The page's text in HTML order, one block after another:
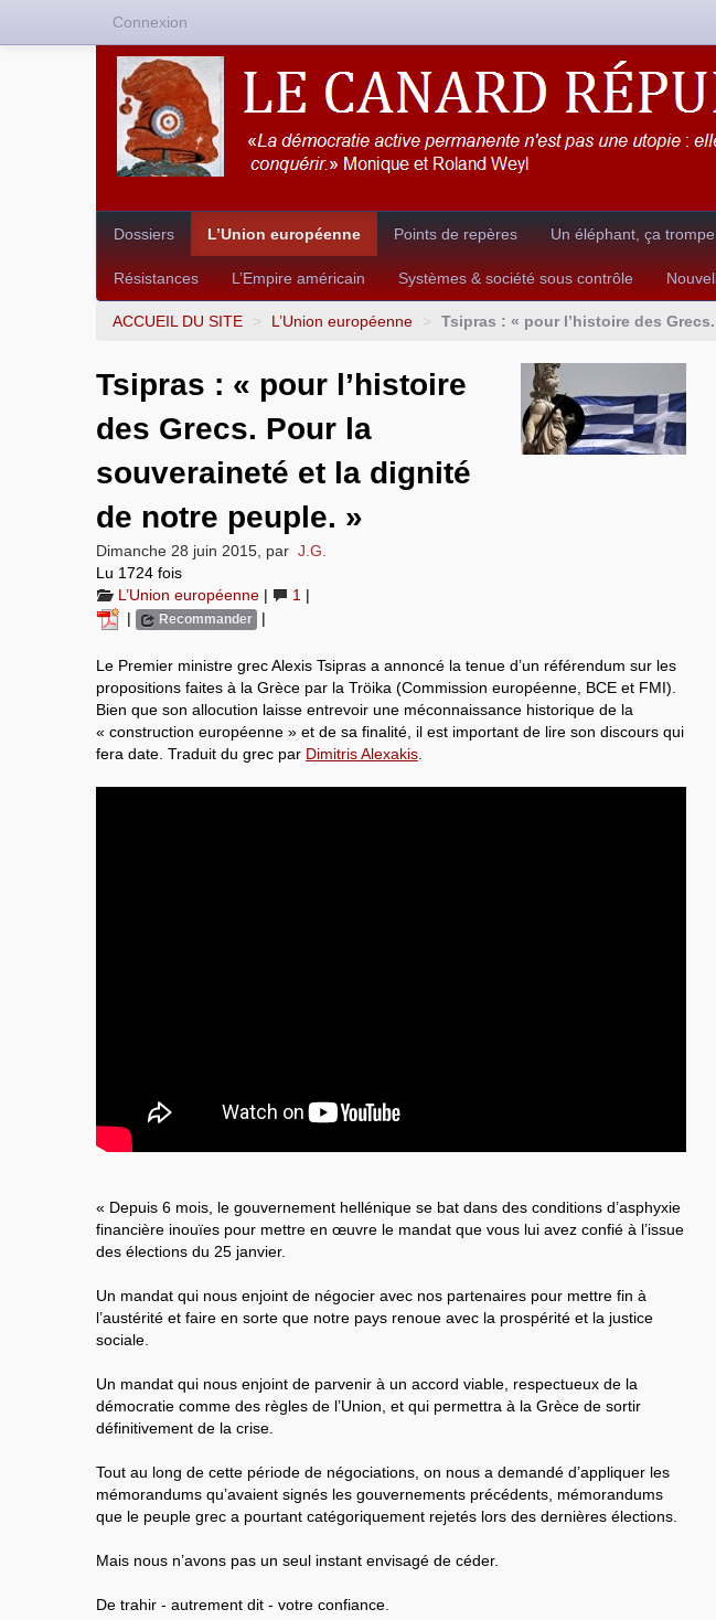
Dossiers L’Union européenne Points de repères Un éléphant, ça
Résistances L’Empire américain Systèmes & société sous contrôle
ACCUEIL DU SITE > L’Union européenne > Tsipras : « pour l’histoire des
Tsipras : « pour l’histoire
des Grecs. Pour la
souveraineté et la dignité
de notre peuple. »
Dimanche 28 juin 2015 par J.G.
Lu 1724 fois
L’Union européenne | 1 |
|
Recommander |
Le Premier ministre grec Alexis Tsipras a annoncé la tenue d’un référendum sur les
propositions faites à la Grèce par la Tröika (Commission européenne, BCE et FMI).
Bien que son allocution laisse entrevoir une méconnaissance historique de la
« construction européenne » et de sa finalité, il est important de lire son discours qui
fera date. Traduit du grec par Dimitris Alexakis
« Depuis 6 mois, le gouvernement hellénique se bat dans des conditions d’asphyxie
financière inouïes pour mettre en œuvre le mandat que vous lui avez confié à l’issue
des élections du 25 janvier.
Un mandat qui nous enjoint de négocier avec nos partenaires pour mettre fin à
l’austérité et faire en sorte que notre pays renoue avec la prospérité et la justice
sociale.
Un mandat qui nous enjoint de parvenir à un accord viable, respectueux de la
démocratie comme des règles de l’Union, et qui permettra à la Grèce de sortir
définitivement de la crise.
Tout au long de cette période de négociations, on nous a demandé d’appliquer les
mémorandums qu’avaient signés les gouvernements précédents, mémorandums
que le peuple grec a pourtant catégoriquement rejetés lors des dernières élections.
Mais nous n’avons pas un seul instant envisagé de céder.
De trahir - autrement dit - votre confiance.
Connexion